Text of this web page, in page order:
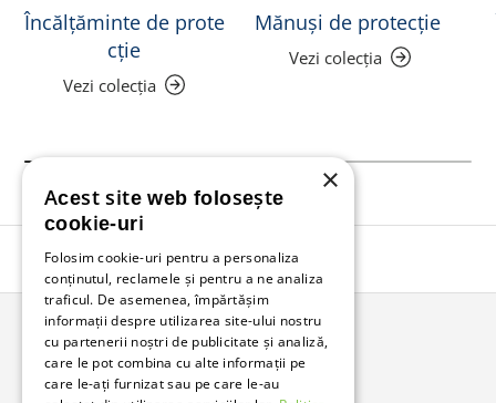
Încălțăminte de prote
cție
Vezi colecția
Mănuși de protecție
Vezi colecția
Înapoi în sus
Bunzl Romania
×
Acest site web folosește
cookie-uri
Folosim cookie-uri pentru a personaliza
conținutul, reclamele și pentru a ne analiza
traficul. De asemenea, împărtășim
informații despre utilizarea site-ului nostru
cu partenerii noștri de publicitate și analiză,
care le pot combina cu alte informații pe
care le-ați furnizat sau pe care le-au